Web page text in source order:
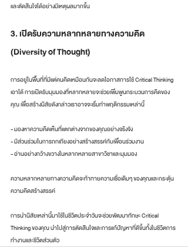
และตัดสินใจได้อย่างมีเหตุผลมากขึ้น
3. เปิดรับความหลากหลายทางความคิด
(Diversity of Thought)
การอยู่ในพื้นที่ที่มีแต่คนคิดเหมือนกันจะลดโอกาสการใช้ Critical Thinking
เอาได้ การเปิดรับมุมมองที่หลากหลายจะช่วยเพิ่มพูนกระบวนการคิดของ
คุณ เพื่อสร้างนิสัยดังกล่าวเราอาจจะเริ่มทำพฤติกรรมเหล่านี้
- มองหาความคิดเห็นที่แตกต่างจากของคุณอย่างจริงจัง
- มีส่วนร่วมในการถกเถียงอย่างสร้างสรรค์กับเพื่อนร่วมงาน
- อ่านอย่างกว้างขวางในหลากหลายสาขาวิชาและมุมมอง
ความหลากหลายทางความคิดจะท้าทายความเชื่อเดิมๆ ของคุณและกระตุ้น
ความคิดสร้างสรรค์
การนำนิสัยเหล่านี้มาใช้ในชีวิตประจำวันจะช่วยพัฒนาทักษะ Critical
Thinking ของคุณ นำไปสู่การตัดสินใจและการแก้ปัญหาที่ดีขึ้นทั้งในชีวิตการ
ทำงานและชีวิตส่วนตัว